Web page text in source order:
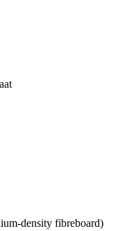
density fibreboard)